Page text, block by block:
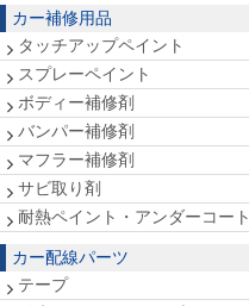
カー補修用品
タッチアップペイント
スプレーペイント
ボディー補修剤
バンパー補修剤
マフラー補修剤
サビ取り剤
耐熱ペイント・アンダーコート
カー配線パーツ
テープ